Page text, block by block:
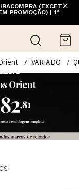
(EXCETO
PROMOÇÃO) | 1ª
VARIADO